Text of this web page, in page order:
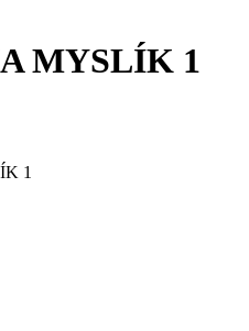
MYSLÍK 1
1